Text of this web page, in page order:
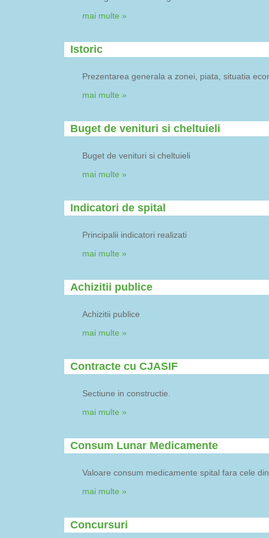
mai multe »
Istoric
Prezentarea generala a zonei, piata, situatia
mai multe »
Buget de venituri si cheltuieli
Buget de venituri si cheltuieli
mai multe »
Indicatori de spital
Principalii indicatori realizati
mai multe »
Achizitii publice
Achizitii publice
mai multe »
Contracte cu CJASIF
Sectiune in constructie.
mai multe »
Consum Lunar Medicamente
Valoare consum medicamente spital fara cele
mai multe »
Concursuri